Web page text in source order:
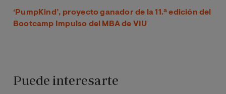
‘PumpKind’, proyecto ganador de la 11.ª edición del
Bootcamp Impulso del MBA de VIU
Puede interesarte